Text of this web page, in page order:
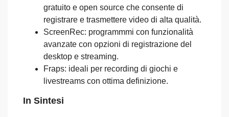
gratuito e open source che consente di
registrare e trasmettere video di alta qualità.
ScreenRec: programmmi con funzionalità
avanzate con opzioni di registrazione del
desktop e streaming.
Fraps: ideali per recording di giochi e
livestreams con ottima definizione.
In Sintesi